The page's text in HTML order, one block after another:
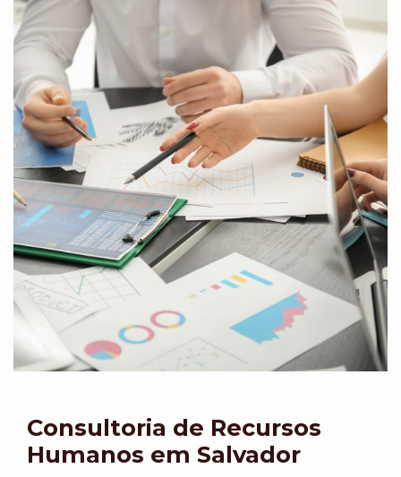
Consultoria de Recursos
Humanos em Salvador